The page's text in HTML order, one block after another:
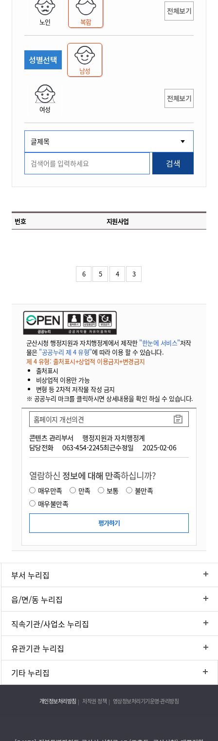
노인 복합
전체보기
성별선택
남성
여성
전체보기
검색
번호 지원사업
6 5 4 3
군산시청 행정지원과 자치행정계에서 제작한 "한눈에 서비스"저작
물은 "공공누리 제 4 유형"에 따라 이용 할 수 있습니다.
제 4 유형: 출처표시+상업적 이용금지+변경금지
출처표시
비상업적 이용만 가능
변형 등 2차적 저작물 작성 금지
※ 공공누리 마크를 클릭하시면 상세내용을 확인 하실 수 있습니다.
콘텐츠 관리부서
행정지원과 자치행정계
담당전화
063-454-2245최근수정일 2025-02-06
홈페이지 개선의견
열람하신 정보에 대해 만족하십니까?
매우만족 만족 보통
불만족
매우불만족
부서 누리집
읍/면/동 누리집
직속기관/사업소 누리집
유관기관 누리집
기타 누리집
개인정보처리방침 저작권 정책 영상정보처리기기운영·관리방침